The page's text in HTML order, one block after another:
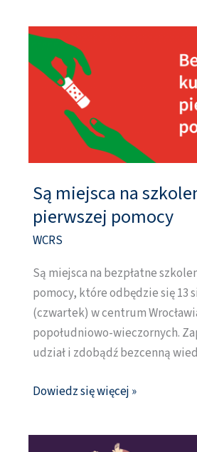
Są miejsca na
pierwszej pomocy
WCRS
Są miejsca na bezpłatne
pomocy, które odbędzie się 13
(czwartek) w centrum
popołudniowo-wieczornych.
udział i zdobądź bezcenną
Są
miejsca
na
z
pierwszej
pomocy
Dowiedz się więcej »